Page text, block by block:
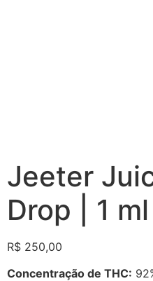
Jeeter
Drop | 1 ml
R$ 250,00
Concentração de THC: